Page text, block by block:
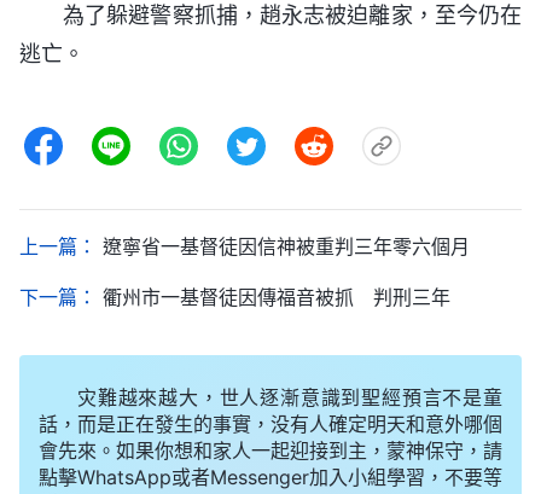
為了躲避警察抓捕，趙永志被迫離家，至今仍在
逃亡。
上一篇： 遼寧省一基督徒因信神被重判三年零六個月
下一篇： 衢州市一基督徒因傳福音被抓 判刑三年
灾難越來越大，世人逐漸意識到聖經預言不是童
話，而是正在發生的事實，没有人確定明天和意外哪個
會先來。如果你想和家人一起迎接到主，蒙神保守，請
點擊WhatsApp或者Messenger加入小組學習，不要等